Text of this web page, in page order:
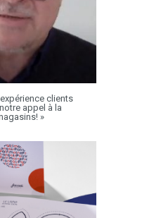
clients
appel à la
»